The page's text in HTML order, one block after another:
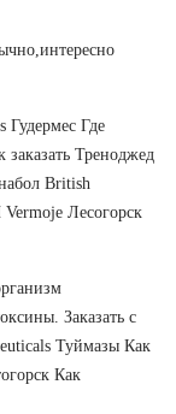
Гудермес Где
заказать Треноджед
British
Лесогорск
Заказать с
Туймазы Как
Как